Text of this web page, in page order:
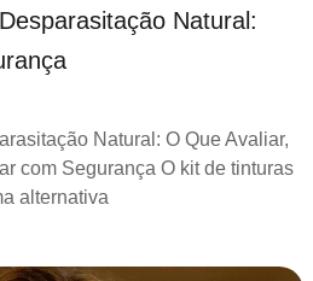
Natural:
Natural: O Que Avaliar,
com Segurança O kit de tinturas
alternativa